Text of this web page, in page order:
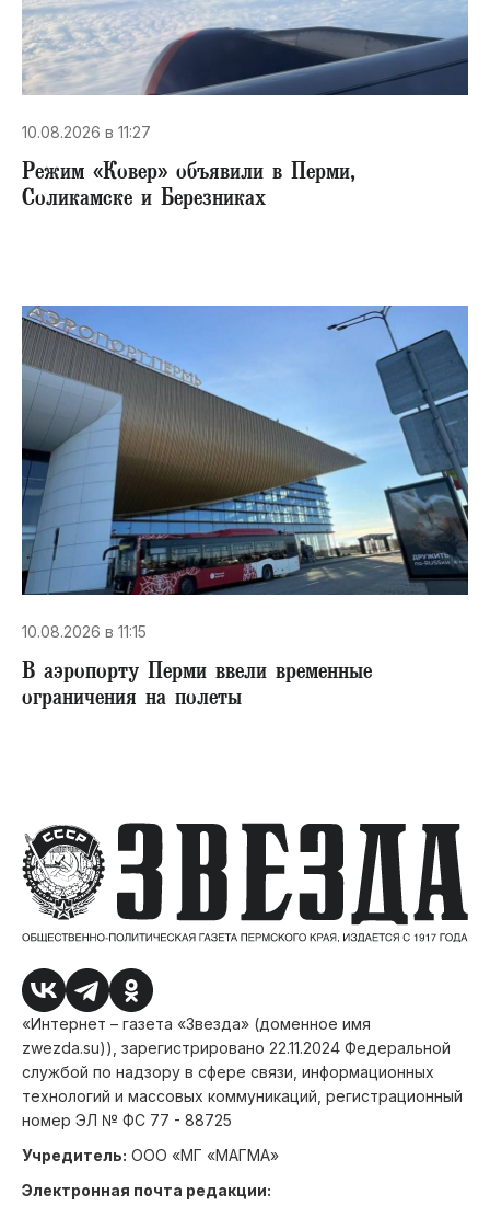
10.08.2026 в 11:27
Режим «Ковер» объявили в Перми,
Соликамске и Березниках
10.08.2026 в 11:15
В аэропорту Перми ввели временные
ограничения на полеты
«Интернет – газета «Звезда» (доменное имя
zwezda.su)), зарегистрировано 22.11.2024 Федеральной
службой по надзору в сфере связи, информационных
технологий и массовых коммуникаций, регистрационный
номер ЭЛ № ФС 77 - 88725
Учредитель: ООО «МГ «МАГМА»
Электронная почта редакции: